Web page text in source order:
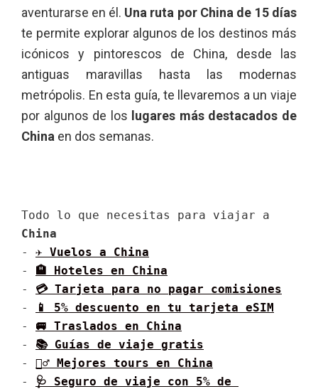
aventurarse en él. Una ruta por China de 15 días
te permite explorar algunos de los destinos más
icónicos y pintorescos de China, desde las
antiguas maravillas hasta las modernas
metrópolis. En esta guía, te llevaremos a un viaje
por algunos de los lugares más destacados de
China en dos semanas.
China
- ✈ Vuelos a China
- 🏨 Hoteles en China
- 💳 Tarjeta para no pagar comisiones
-
📱 5% descuento en tu tarjeta eSIM
- 🚐 Traslados en China
- 📚 Guías de viaje gratis
- 🚶‍♂️ Mejores tours en China
-
🩺 Seguro de viaje con 5% de